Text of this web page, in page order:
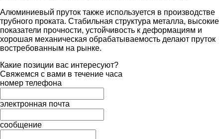
Алюминиевый пруток также используется в производстве
трубного проката. Стабильная структура металла, высокие
показатели прочности, устойчивость к деформациям и
хорошая механическая обрабатываемость делают пруток
востребованным на рынке.
Какие позиции вас интересуют?
Свяжемся с вами в течение часа
номер телефона
электронная почта
сообщение